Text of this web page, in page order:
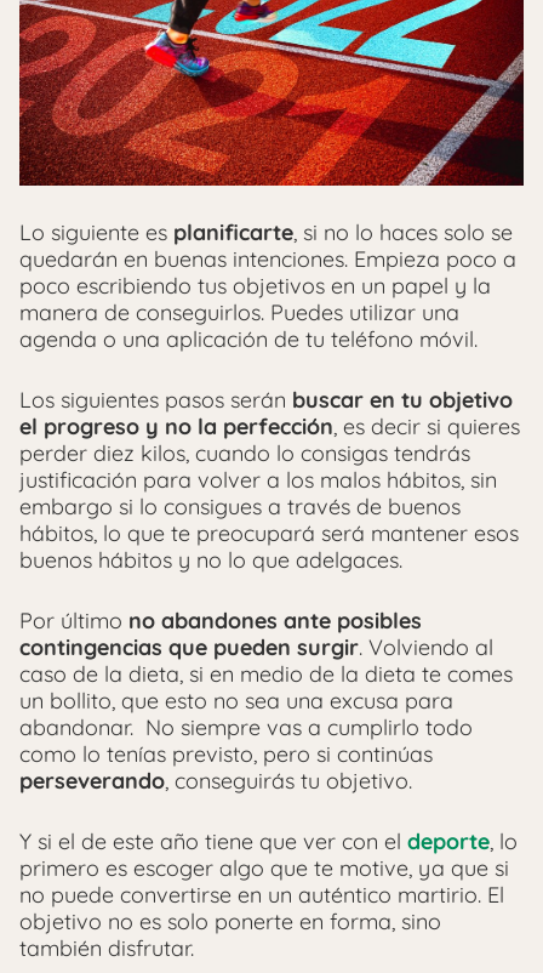
Lo siguiente es planificarte, si no lo haces solo se
quedarán en buenas intenciones. Empieza poco a
poco escribiendo tus objetivos en un papel y la
manera de conseguirlos. Puedes utilizar una
agenda o una aplicación de tu teléfono móvil.
Los siguientes pasos serán buscar en tu objetivo
el progreso y no la perfección, es decir si quieres
perder diez kilos, cuando lo consigas tendrás
justificación para volver a los malos hábitos, sin
embargo si lo consigues a través de buenos
hábitos, lo que te preocupará será mantener esos
buenos hábitos y no lo que adelgaces.
Por último no abandones ante posibles
contingencias que pueden surgir. Volviendo al
caso de la dieta, si en medio de la dieta te comes
un bollito, que esto no sea una excusa para
abandonar. No siempre vas a cumplirlo todo
como lo tenías previsto, pero si continúas
perseverando, conseguirás tu objetivo.
Y si el de este año tiene que ver con el deporte, lo
primero es escoger algo que te motive, ya que si
no puede convertirse en un auténtico martirio. El
objetivo no es solo ponerte en forma, sino
también disfrutar.